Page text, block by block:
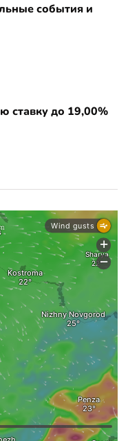
события и
ставку до 19,00%